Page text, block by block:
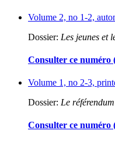
Volume 2, no 1-2,
Dossier: Les jeunes et
Consulter ce
Volume 1, no 2-3,
Dossier: Le
Consulter ce